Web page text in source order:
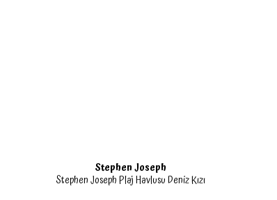
Stephen Joseph
Stephen Joseph Plaj Havlusu Deniz Kızı